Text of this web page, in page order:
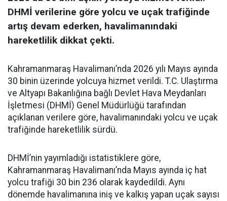
DHMİ verilerine göre yolcu ve uçak trafiğinde
artış devam ederken, havalimanındaki
hareketlilik dikkat çekti.
Kahramanmaraş Havalimanı’nda 2026 yılı Mayıs ayında
30 binin üzerinde yolcuya hizmet verildi. T.C. Ulaştırma
ve Altyapı Bakanlığına bağlı Devlet Hava Meydanları
İşletmesi (DHMİ) Genel Müdürlüğü tarafından
açıklanan verilere göre, havalimanındaki yolcu ve uçak
trafiğinde hareketlilik sürdü.
DHMİ’nin yayımladığı istatistiklere göre,
Kahramanmaraş Havalimanı’nda Mayıs ayında iç hat
yolcu trafiği 30 bin 236 olarak kaydedildi. Aynı
dönemde havalimanına iniş ve kalkış yapan uçak sayısı